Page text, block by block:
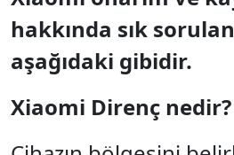
hakkında sık
aşağıdaki gibidir.
Xiaomi Direnç nedir?